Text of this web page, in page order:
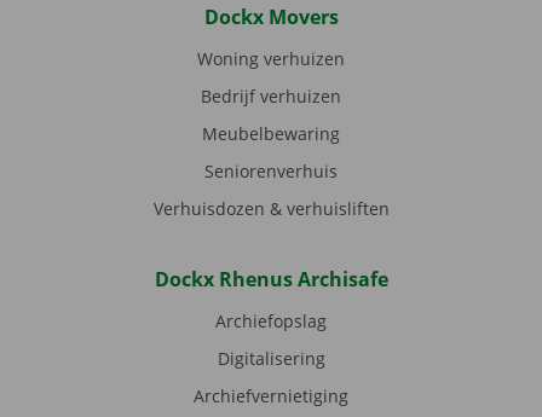
Dockx Movers
Woning verhuizen
Bedrijf verhuizen
Meubelbewaring
Seniorenverhuis
Verhuisdozen & verhuisliften
Dockx Rhenus Archisafe
Archiefopslag
Digitalisering
Archiefvernietiging